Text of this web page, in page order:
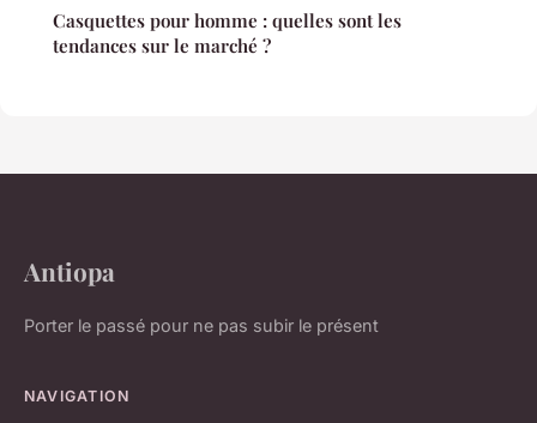
Casquettes pour homme : quelles sont les
tendances sur le marché ?
Antiopa
Porter le passé pour ne pas subir le présent
NAVIGATION